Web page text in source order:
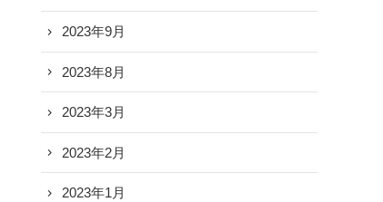
2023年9月
2023年8月
2023年3月
2023年2月
2023年1月